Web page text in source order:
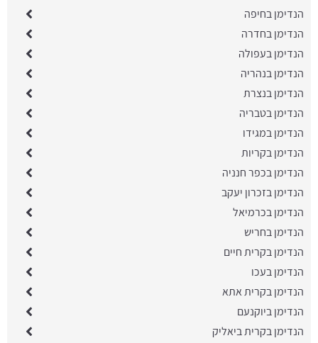
הנדימן בחיפה
הנדימן בחדרה
הנדימן בעפולה
הנדימן בנהריה
הנדימן בנצרת
הנדימן בטבריה
הנדימן במגידו
הנדימן בקריות
הנדימן בכפר חנניה
הנדימן בזכרון יעקב
הנדימן בכרמיאל
הנדימן בחריש
הנדימן בקרית חיים
הנדימן בעכו
הנדימן בקרית אתא
הנדימן ביוקנעם
הנדימן בקרית ביאליק